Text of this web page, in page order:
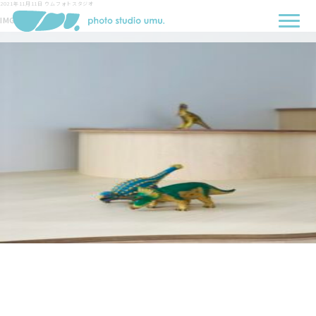
2021年11月11日 ウムフォトスタジオ
IMG_5232